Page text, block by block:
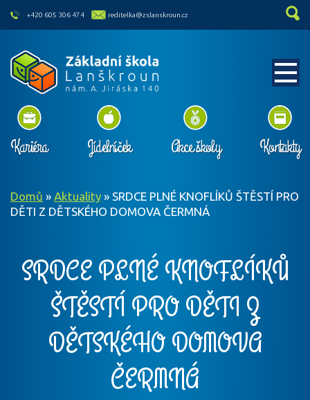
skip to main content
+420 605 306 474 reditelka@zslanskroun.cz
Kariéra Jídelníček Akce školy Kontakty
Domů » Aktuality » SRDCE PLNÉ KNOFLÍKŮ ŠTĚSTÍ PRO
DĚTI Z DĚTSKÉHO DOMOVA ČERMNÁ
SRDCE PLNÉ KNOFLÍKŮ
ŠTĚSTÍ PRO DĚTI Z
DĚTSKÉHO DOMOVA
ČERMNÁ